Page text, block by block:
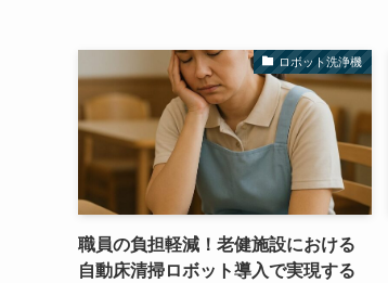
ロボット洗浄機
職員の負担軽減！老健施設における
自動床清掃ロボット導入で実現する